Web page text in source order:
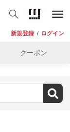
新規登録 / ログイン
クーポン